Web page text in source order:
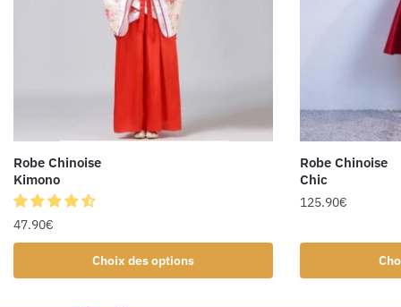
Robe Chinoise
Kimono
47.90€
Choix des options
Robe Chinoise
Chic
125.90€